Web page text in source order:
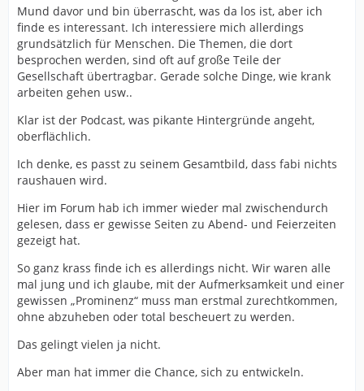
Mund davor und bin überrascht, was da los ist, aber ich
finde es interessant. Ich interessiere mich allerdings
grundsätzlich für Menschen. Die Themen, die dort
besprochen werden, sind oft auf große Teile der
Gesellschaft übertragbar. Gerade solche Dinge, wie krank
arbeiten gehen usw..
Klar ist der Podcast, was pikante Hintergründe angeht,
oberflächlich.
Ich denke, es passt zu seinem Gesamtbild, dass fabi nichts
raushauen wird.
Hier im Forum hab ich immer wieder mal zwischendurch
gelesen, dass er gewisse Seiten zu Abend- und Feierzeiten
gezeigt hat.
So ganz krass finde ich es allerdings nicht. Wir waren alle
mal jung und ich glaube, mit der Aufmerksamkeit und einer
gewissen „Prominenz“ muss man erstmal zurechtkommen,
ohne abzuheben oder total bescheuert zu werden.
Das gelingt vielen ja nicht.
Aber man hat immer die Chance, sich zu entwickeln.